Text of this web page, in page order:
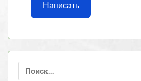
Написать
Найти: